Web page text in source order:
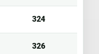
324
326